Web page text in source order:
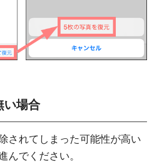
い場合
されてしまった可能性が高い
でください。